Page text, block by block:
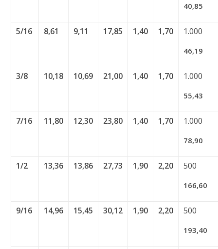
40,85
5/16 8,61 9,11 17,85 1,40 1,70 1.000
46,19
3/8 10,18 10,69 21,00 1,40 1,70 1.000
55,43
7/16 11,80 12,30 23,80 1,40 1,70 1.000
78,90
1/2 13,36 13,86 27,73 1,90 2,20 500
166,60
9/16 14,96 15,45 30,12 1,90 2,20 500
193,40